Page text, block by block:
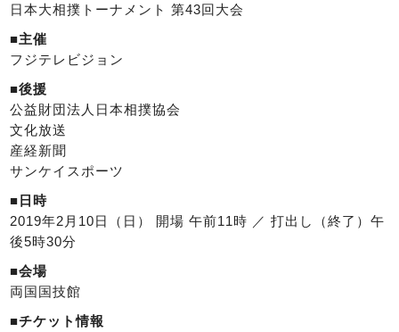
日本大相撲トーナメント 第43回大会
■主催
フジテレビジョン
■後援
公益財団法人日本相撲協会
文化放送
産経新聞
サンケイスポーツ
■日時
2019年2月10日（日） 開場 午前11時 ／ 打出し（終了）午
後5時30分
■会場
両国国技館
■チケット情報